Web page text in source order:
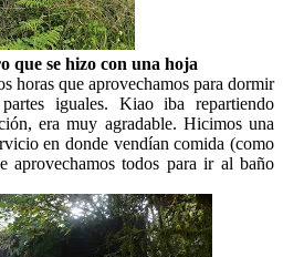
que se hizo con una hoja
horas que aprovechamos para dormir
iguales. Kiao iba repartiendo
era muy agradable. Hicimos una
en donde vendían comida (como
aprovechamos todos para ir al baño